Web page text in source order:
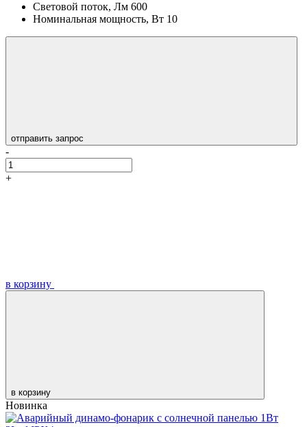
Световой поток, Лм 600
Номинальная мощность, Вт 10
отправить запрос
-
+
в корзину
в корзину
Новинка